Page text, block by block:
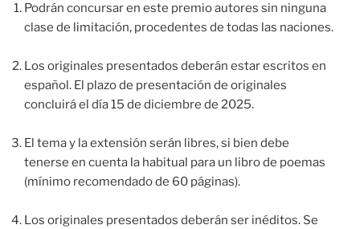
Podrán concursar en este premio autores sin ninguna
clase de limitación, procedentes de todas las naciones.
Los originales presentados deberán estar escritos en
español. El plazo de presentación de originales
concluirá el día 15 de diciembre de 2025.
El tema y la extensión serán libres, si bien debe
tenerse en cuenta la habitual para un libro de poemas
(mínimo recomendado de 60 páginas).
Los originales presentados deberán ser inéditos. Se